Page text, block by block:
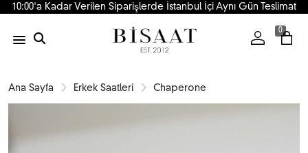
10:00'a Kadar Verilen Siparişlerde İstanbul İçi Aynı Gün Teslimat
0
Ana Sayfa Erkek Saatleri Chaperone